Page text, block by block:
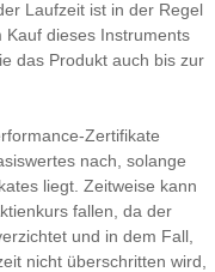
Laufzeit ist in der Regel
Kauf dieses Instruments
das Produkt auch bis zur
Zertifikate
nach, solange
liegt. Zeitweise kann
fallen, da der
und in dem Fall,
nicht überschritten wird,